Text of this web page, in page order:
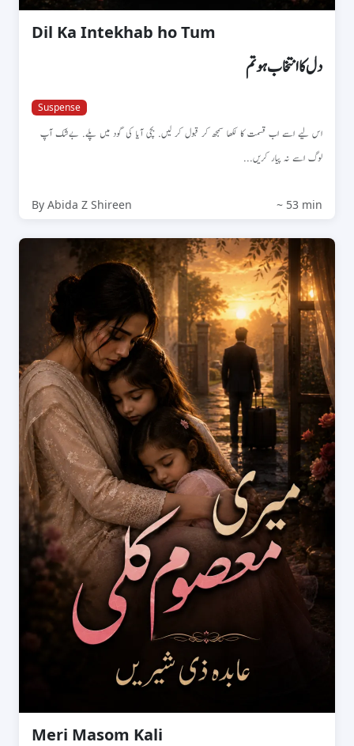
Dil Ka Intekhab ho Tum
دل کا انتخاب ہو تم
Suspense
اس لیے اسے اب قسمت کا لکھا سمجھ کر قبول کر لیں. بچی آیا کی گود میں پلے. بےشک آپ
لوگ اسے نہ پیار کریں...
By Abida Z Shireen ~ 53 min
Meri Masom Kali